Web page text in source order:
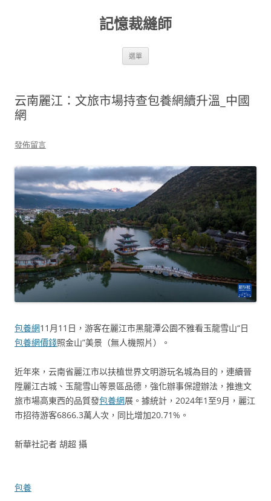
記憶裁縫師
選單
云南麗江：文旅市場持查包養網續升溫_中國
網
發佈留言
包養網11月11日，游客在麗江市黑龍潭公園不雅看玉龍雪山“日
包養網價錢照金山”美景（無人機照片）。
近年來，云南省麗江市以扶植世界文明游玩名城為目的，連續晉
陞麗江古城、玉龍雪山等景區品德，強化辦事保證辦法，推進文
旅市場高東西的品質發包養網展。據統計，2024年1至9月，麗江
市招待游客6866.3萬人次，同比增加20.71%。
新華社記者 胡超 攝
包養